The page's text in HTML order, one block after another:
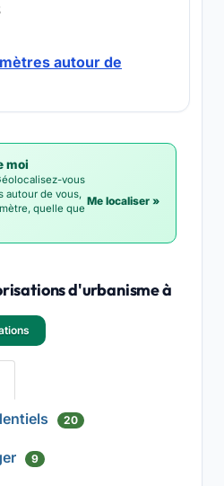
autour de
moi
vous
autour de vous,
quelle que
Me localiser »
d'urbanisme à
20
9